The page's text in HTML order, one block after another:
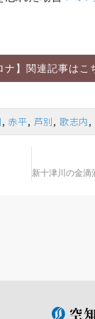
ナ】関連記事はこ
, 赤平, 芦別, 歌志内,